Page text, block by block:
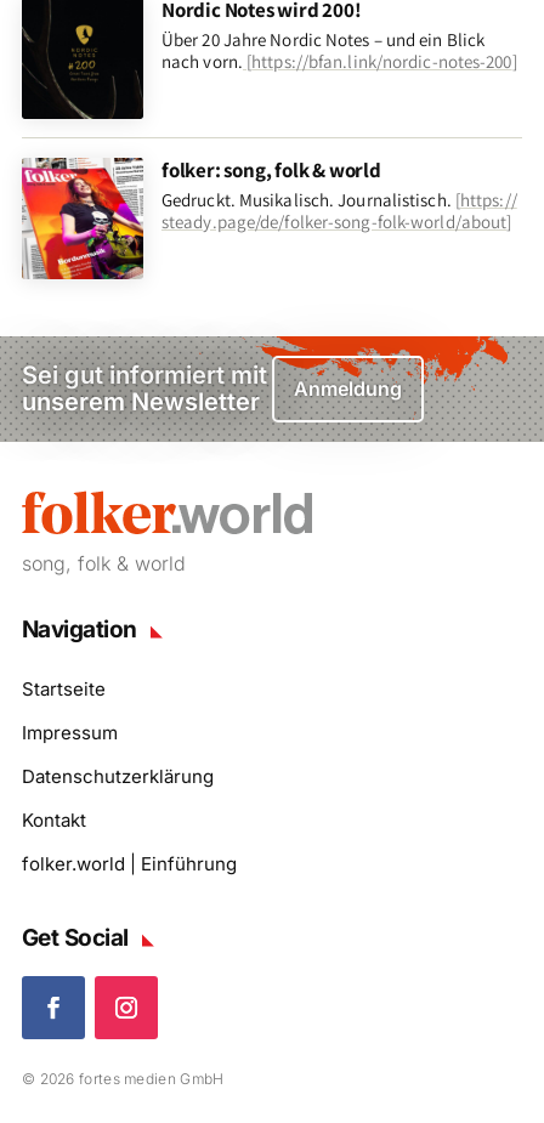
Nordic Notes wird 200!
Über 20 Jahre Nordic Notes – und ein Blick
nach vorn. [https://bfan.link/nordic-notes-200]
folker: song, folk & world
Gedruckt. Musikalisch. Journalistisch. [https://
steady.page/de/folker-song-folk-world/about]
Sei gut informiert mit
unserem Newsletter
Anmeldung
song, folk & world
Navigation
Startseite
Impressum
Datenschutzerklärung
Kontakt
folker.world | Einführung
Get Social
© 2026 fortes medien GmbH